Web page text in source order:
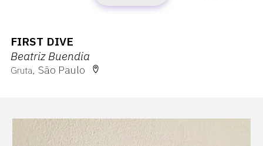
FIRST DIVE
Beatriz Buendia
Gruta São Paulo